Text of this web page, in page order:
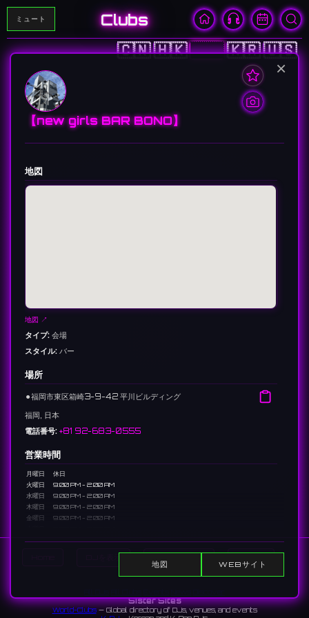
ミュート Clubs
🇨🇳🇭🇰🇯🇵🇰🇷🇺🇸
Sister Sites
World-Clubs— Global directory of DJs, venues, and events
×
【new girls BAR BONO】
地図
地図 ↗
タイプ: 会場
スタイル: バー
場所
⚫︎福岡市東区箱崎3-9-42 平川ビルディング
福岡, 日本
電話番号: +81 92-683-0555
営業時間
月曜日
休日
火曜日
9:00 PM - 2:00 AM
水曜日
9:00 PM - 2:00 AM
木曜日
9:00 PM - 2:00 AM
金曜日
9:00 PM - 2:00 AM
日曜日
9:00 PM - 2:00 AM
ドリーなキャストと楽しい時間を過ごせます。
地図 WEBサイト